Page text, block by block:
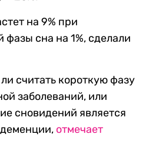
на 9% при
сна на 1%, сделали
считать короткую фазу
заболеваний, или
сновидений является
отмечает